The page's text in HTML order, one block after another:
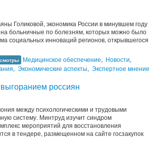
Голиковой, экономика России в минувшем году
больничные по болезням, которых можно было
социальных инноваций регионов, открывшегося
Медицинское обеспечение, Новости,
, Экономические аспекты, Экспертное мнение
россиян
между психологическими и трудовыми
систему. Минтруд изучит синдром
мероприятий для восстановления
в тендере, размещенном на сайте госзакупок